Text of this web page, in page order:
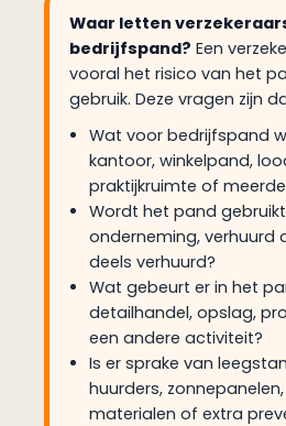
Waar letten
bedrijfspand? Een
vooral het risico van het
gebruik. Deze vragen zijn
Wat voor bedrijfspand
kantoor, winkelpand,
praktijkruimte of
Wordt het pand
onderneming, verhuurd
deels verhuurd?
Wat gebeurt er in het
detailhandel, opslag,
een andere activiteit?
Is er sprake van
huurders,
materialen of extra